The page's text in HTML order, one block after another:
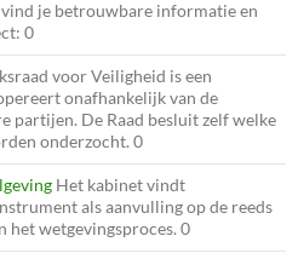
je betrouwbare informatie en
0
voor Veiligheid is een
onafhankelijk van de
partijen. De Raad besluit zelf welke
onderzocht. 0
Het kabinet vindt
als aanvulling op de reeds
het wetgevingsproces. 0